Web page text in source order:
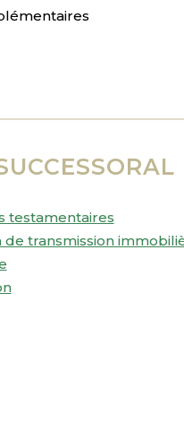
testamentaires
de transmission